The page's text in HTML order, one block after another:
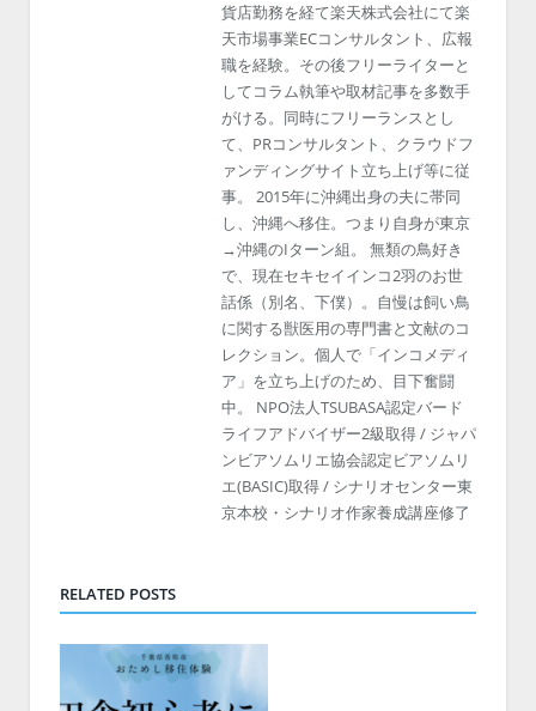
貨店勤務を経て楽天株式会社にて楽
天市場事業ECコンサルタント、広報
職を経験。その後フリーライターと
してコラム執筆や取材記事を多数手
がける。同時にフリーランスとし
て、PRコンサルタント、クラウドフ
ァンディングサイト立ち上げ等に従
事。 2015年に沖縄出身の夫に帯同
し、沖縄へ移住。つまり自身が東京
→沖縄のIターン組。 無類の鳥好き
で、現在セキセイインコ2羽のお世
話係（別名、下僕）。自慢は飼い鳥
に関する獣医用の専門書と文献のコ
レクション。個人で「インコメディ
ア」を立ち上げのため、目下奮闘
中。 NPO法人TSUBASA認定バード
ライフアドバイザー2級取得 / ジャパ
ンビアソムリエ協会認定ビアソムリ
エ(BASIC)取得 / シナリオセンター東
京本校・シナリオ作家養成講座修了
RELATED POSTS